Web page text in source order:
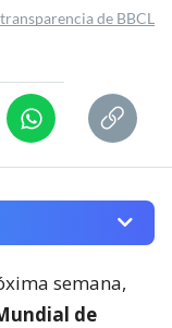
de BBCL
semana,
de